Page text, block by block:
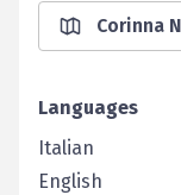
Corinna
Languages
Italian
English